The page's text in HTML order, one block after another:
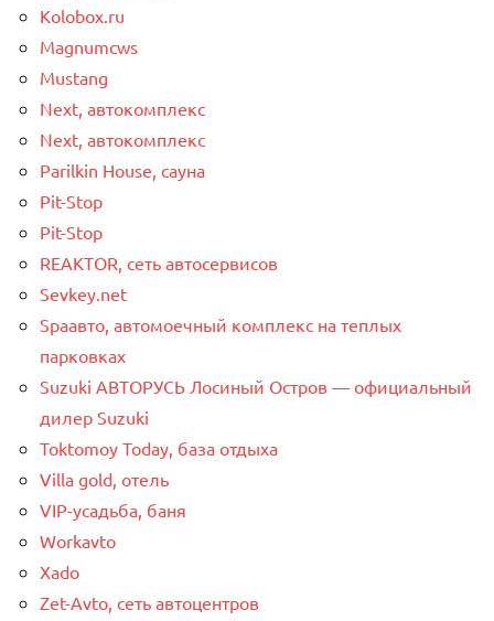
Kolobox.ru
Magnumcws
Mustang
Next, автокомплекс
Next, автокомплекс
Parilkin House, сауна
Pit-Stop
Pit-Stop
REAKTOR, сеть автосервисов
Sevkey.net
Spaавто, автомоечный комплекс на теплых
парковках
Suzuki АВТОРУСЬ Лосиный Остров — официальный
дилер Suzuki
Toktomoy Today, база отдыха
Villa gold, отель
VIP-усадьба, баня
Workavto
Xado
Zet-Avto, сеть автоцентров